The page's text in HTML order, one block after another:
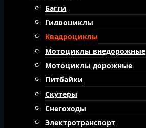
Багги
Гидроциклы
Квадроциклы
Мотоциклы внедорожные
Мотоциклы дорожные
Питбайки
Скутеры
Снегоходы
Электротранспорт